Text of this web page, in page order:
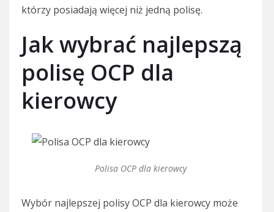
którzy posiadają więcej niż jedną polisę.
Jak wybrać najlepszą
polisę OCP dla
kierowcy
Polisa OCP dla kierowcy
Wybór najlepszej polisy OCP dla kierowcy może